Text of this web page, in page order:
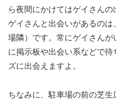
ら夜間にかけてはゲイさん
ゲイさんと出会いがあるの
場隣）です。常にゲイさん
に掲示板や出会い系などで
ズに出会えますよ。
ちなみに、駐車場の前の芝